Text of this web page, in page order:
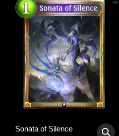
3
Sonata of Silence